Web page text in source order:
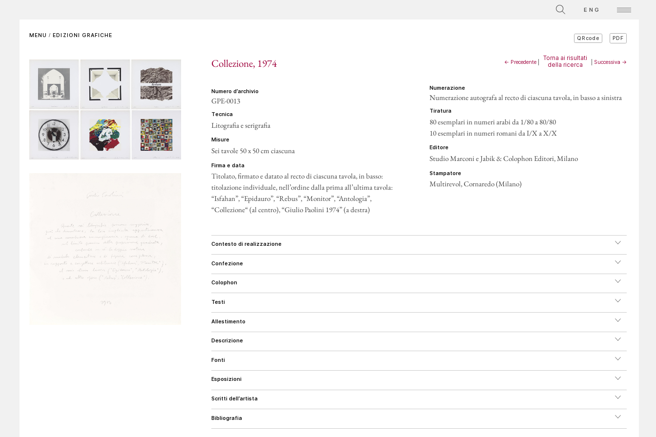
GALLERIE DI RIFERIMENTO
ARCHIVIAZIONE E
AUTENTICHE
CONTATTI
ENG
MENU /EDIZIONI GRAFICHE QRcode PDF
Collezione, 1974 ← Precedente
Torna ai risultati
della ricerca
Successiva →
numero d’archivio
GPE-0013
tecnica
Litografia e serigrafia
misure
Sei tavole 50 x 50 cm ciascuna
firma e data
Titolato, firmato e datato al recto di ciascuna tavola, in basso:
titolazione individuale, nell’ordine dalla prima all’ultima tavola:
“Isfahan”, “Epidauro”, “Rebus”, “Monitor”, “Antologia”,
“Collezione“ (al centro), “Giulio Paolini 1974” (a destra)
numerazione
Numerazione autografa al recto di ciascuna tavola, in basso a sinistra
tiratura
80 esemplari in numeri arabi da 1/80 a 80/80
10 esemplari in numeri romani da I/X a X/X
editore
Studio Marconi e Jabik & Colophon Editori, Milano
stampatore
Multirevol, Cornaredo (Milano)
contesto di realizzazione
confezione
colophon
testi
allestimento
descrizione
fonti
esposizioni
scritti dell’artista
bibliografia